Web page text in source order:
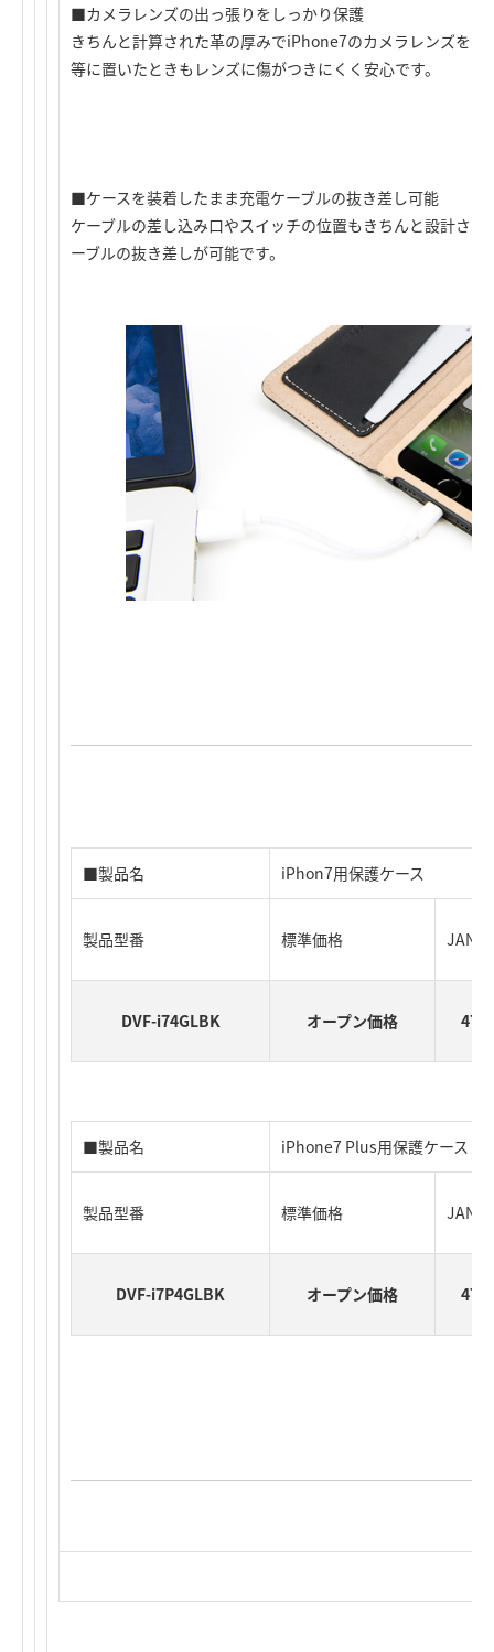
■カメラレンズの出っ張りをしっかり保護
きちんと計算された革の厚みでiPhone7のカメラレンズをし
等に置いたときもレンズに傷がつきにくく安心です。
■ケースを装着したまま充電ケーブルの抜き差し可能
ケーブルの差し込み口やスイッチの位置もきちんと設計さ
ーブルの抜き差しが可能です。
■製品名 iPhon7用保護ケース
製品型番 標準価格 JAN
DVF-i74GLBK オープン価格
■製品名 iPhone7 Plus用保護ケース
製品型番 標準価格 JAN
DVF-i7P4GLBK オープン価格